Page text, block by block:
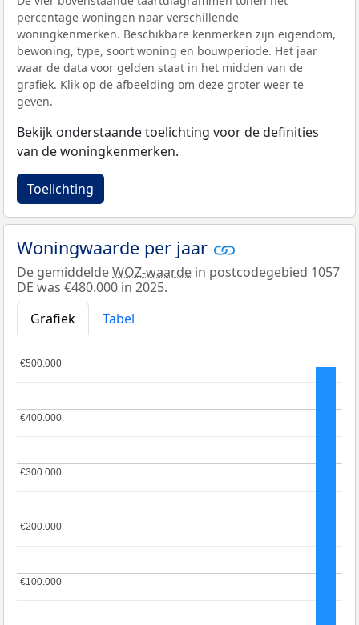
percentage woningen naar verschillende
woningkenmerken. Beschikbare kenmerken zijn eigendom,
bewoning, type, soort woning en bouwperiode. Het jaar
waar de data voor gelden staat in het midden van de
grafiek. Klik op de afbeelding om deze groter weer te
geven.
Bekijk onderstaande toelichting voor de definities
van de woningkenmerken.
Toelichting
Woningwaarde per jaar
De gemiddeldeWOZ-waarde in postcodegebied 1057
DE was €480.000 in 2025.
Grafiek
Tabel
€100.000
€100.000
€200.000
€200.000
€300.000
€300.000
€400.000
€400.000
€500.000
€500.000